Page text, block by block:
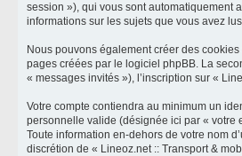
session »), qui vous sont automatiquement
informations sur les sujets que vous avez
Nous pouvons également créer des
pages créées par le logiciel phpBB. La
« messages invités »), l’inscription sur «
Votre compte contiendra au minimum un
personnelle valide (désignée ici par « votre
Toute information en-dehors de votre nom
discrétion de « Lineoz.net :: Transport &